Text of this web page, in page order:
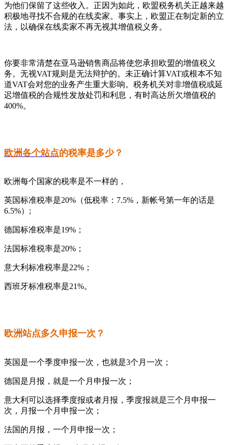
为他们保留了这些收入。正因为如此，欧盟税务机关正越来越
积极地寻找不合规的在线卖家。事实上，欧盟正在制定新的立
法，以确保在线卖家不再无视其增值税义务。
你要非常清楚在亚马逊销售商品将使您承担欧盟的增值税义
务。无视VAT规则是无法辩护的。未正确计算VAT或根本不知
道VAT会对您的业务产生重大影响。税务机关对非增值税或延
迟增值税的合规性发放处罚和利息，有时高达所欠增值税的
400%。
欧洲各个站点的税率是多少？
欧洲每个国家的税率是不一样的，
英国标准税率是20%（低税率：7.5%，新帐号第一年的话是
6.5%）;
德国标准税率是19%；
法国标准税率是20%；
意大利标准税率是22%；
西班牙标准税率是21%。
欧洲站点多久申报一次？
英国是一个季度申报一次，也就是3个月一次；
德国是月报，就是一个月申报一次；
意大利可以选择季度报或者月报，季度报就是三个月申报一
次，月报一个月申报一次；
法国的月报，一个月申报一次；